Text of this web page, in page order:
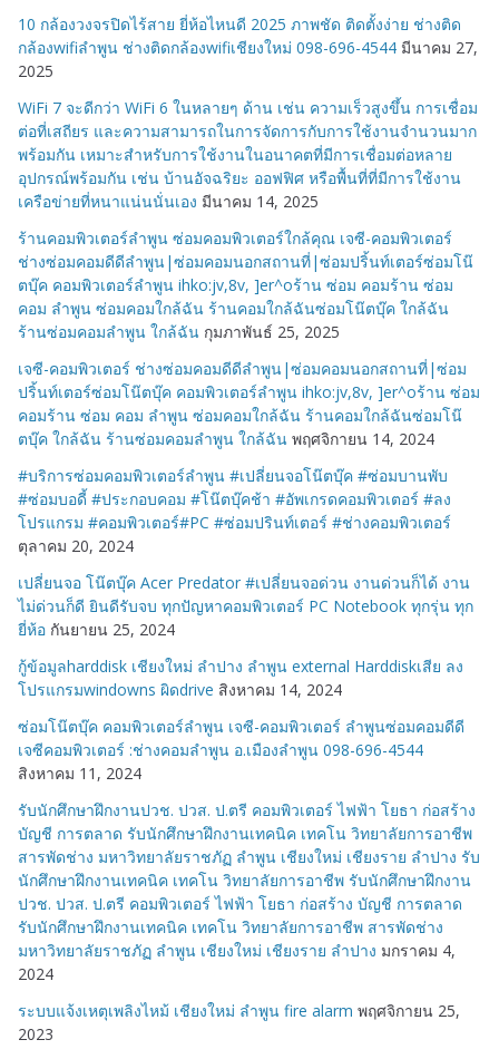
10 กล้องวงจรปิดไร้สาย ยี่ห้อไหนดี 2025 ภาพชัด ติดตั้งง่าย ช่างติด
กล้องwifiลำพูน ช่างติดกล้องwifiเชียงใหม่ 098-696-4544 มีนาคม 27,
2025
WiFi 7 จะดีกว่า WiFi 6 ในหลายๆ ด้าน เช่น ความเร็วสูงขึ้น การเชื่อม
ต่อที่เสถียร และความสามารถในการจัดการกับการใช้งานจำนวนมาก
พร้อมกัน เหมาะสำหรับการใช้งานในอนาคตที่มีการเชื่อมต่อหลาย
อุปกรณ์พร้อมกัน เช่น บ้านอัจฉริยะ ออฟฟิศ หรือพื้นที่ที่มีการใช้งาน
เครือข่ายที่หนาแน่นนั่นเอง มีนาคม 14, 2025
ร้านคอมพิวเตอร์ลำพูน ซ่อมคอมพิวเตอร์ใกล้คุณ เจซี-คอมพิวเตอร์
ช่างซ่อมคอมดีดีลำพูน|ซ่อมคอมนอกสถานที่|ซ่อมปริ้นท์เตอร์ซ่อมโน๊
ตบุ๊ค คอมพิวเตอร์ลำพูน ihko:jv,8v, ]er^oร้าน ซ่อม คอมร้าน ซ่อม
คอม ลำพูน ซ่อมคอมใกล้ฉัน ร้านคอมใกล้ฉันซ่อมโน๊ตบุ๊ค ใกล้ฉัน
ร้านซ่อมคอมลำพูน ใกล้ฉัน กุมภาพันธ์ 25, 2025
เจซี-คอมพิวเตอร์ ช่างซ่อมคอมดีดีลำพูน|ซ่อมคอมนอกสถานที่|ซ่อม
ปริ้นท์เตอร์ซ่อมโน๊ตบุ๊ค คอมพิวเตอร์ลำพูน ihko:jv,8v, ]er^oร้าน ซ่อม
คอมร้าน ซ่อม คอม ลำพูน ซ่อมคอมใกล้ฉัน ร้านคอมใกล้ฉันซ่อมโน๊
ตบุ๊ค ใกล้ฉัน ร้านซ่อมคอมลำพูน ใกล้ฉัน พฤศจิกายน 14, 2024
#บริการซ่อมคอมพิวเตอร์ลำพูน #เปลี่ยนจอโน๊ตบุ๊ค #ซ่อมบานพับ
#ซ่อมบอดี้ #ประกอบคอม #โน๊ตบุ๊คช้า #อัพเกรดคอมพิวเตอร์ #ลง
โปรแกรม #คอมพิวเตอร์#PC #ซ่อมปรินท์เตอร์ #ช่างคอมพิวเตอร์
ตุลาคม 20, 2024
เปลี่ยนจอ โน๊ตบุ๊ค Acer Predator #เปลี่ยนจอด่วน งานด่วนก็ได้ งาน
ไม่ด่วนก็ดี ยินดีรับจบ ทุกปัญหาคอมพิวเตอร์ PC Notebook ทุกรุ่น ทุก
ยี่ห้อ กันยายน 25, 2024
กู้ข้อมูลharddisk เชียงใหม่ ลำปาง ลำพูน external Harddiskเสีย ลง
โปรแกรมwindowns ผิดdrive สิงหาคม 14, 2024
ซ่อมโน๊ตบุ๊ค คอมพิวเตอร์ลำพูน เจซี-คอมพิวเตอร์ ลำพูนซ่อมคอมดีดี
เจซีคอมพิวเตอร์ :ช่างคอมลำพูน อ.เมืองลำพูน 098-696-4544
สิงหาคม 11, 2024
รับนักศึกษาฝึกงานปวช. ปวส. ป.ตรี คอมพิวเตอร์ ไฟฟ้า โยธา ก่อสร้าง
บัญชี การตลาด รับนักศึกษาฝึกงานเทคนิค เทคโน วิทยาลัยการอาชีพ
สารพัดช่าง มหาวิทยาลัยราชภัฏ ลำพูน เชียงใหม่ เชียงราย ลำปาง รับ
นักศึกษาฝึกงานเทคนิค เทคโน วิทยาลัยการอาชีพ รับนักศึกษาฝึกงาน
ปวช. ปวส. ป.ตรี คอมพิวเตอร์ ไฟฟ้า โยธา ก่อสร้าง บัญชี การตลาด
รับนักศึกษาฝึกงานเทคนิค เทคโน วิทยาลัยการอาชีพ สารพัดช่าง
มหาวิทยาลัยราชภัฏ ลำพูน เชียงใหม่ เชียงราย ลำปาง มกราคม 4,
2024
ระบบแจ้งเหตุเพลิงไหม้ เชียงใหม่ ลำพูน fire alarm พฤศจิกายน 25,
2023